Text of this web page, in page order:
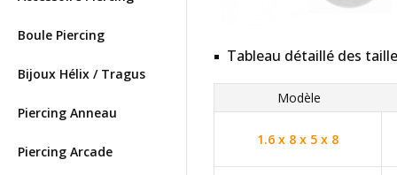
Boule Piercing
Bijoux Hélix / Tragus
Piercing Anneau
Piercing Arcade
Tableau détaillé des
Modèle
1.6 x 8 x 5 x 8